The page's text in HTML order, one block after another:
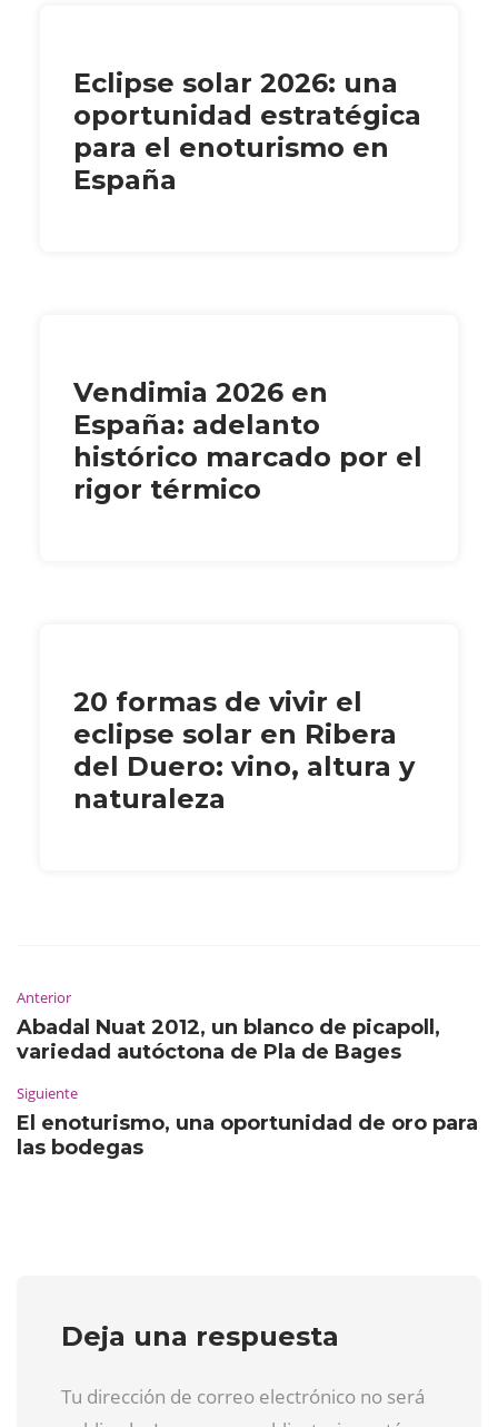
Eclipse solar 2026: una
oportunidad estratégica
para el enoturismo en
España
Vendimia 2026 en
España: adelanto
histórico marcado por el
rigor térmico
20 formas de vivir el
eclipse solar en Ribera
del Duero: vino, altura y
naturaleza
Anterior
Abadal Nuat 2012, un blanco de picapoll,
variedad autóctona de Pla de Bages
Siguiente
El enoturismo, una oportunidad de oro para
las bodegas
Deja una respuesta
Tu dirección de correo electrónico no será